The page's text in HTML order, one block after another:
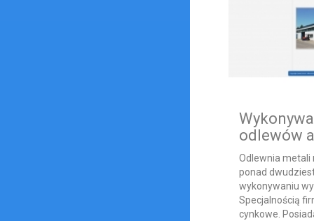
odlewów
Odlewnia metali
ponad
wykonywaniu
Specjalnością
cynkowe.